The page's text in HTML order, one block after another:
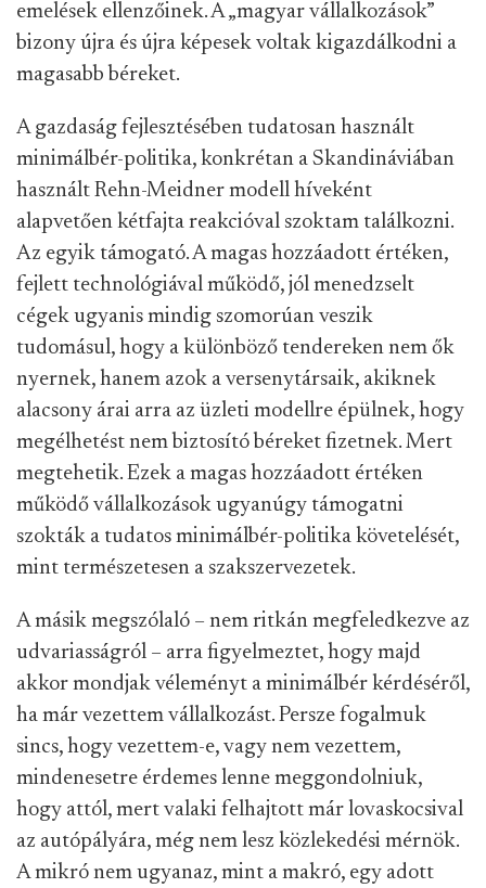
emelések ellenzőinek. A „magyar vállalkozások”
bizony újra és újra képesek voltak kigazdálkodni a
magasabb béreket.
A gazdaság fejlesztésében tudatosan használt
minimálbér-politika, konkrétan a Skandináviában
használt Rehn-Meidner modell híveként
alapvetően kétfajta reakcióval szoktam találkozni.
Az egyik támogató. A magas hozzáadott értéken,
fejlett technológiával működő, jól menedzselt
cégek ugyanis mindig szomorúan veszik
tudomásul, hogy a különböző tendereken nem ők
nyernek, hanem azok a versenytársaik, akiknek
alacsony árai arra az üzleti modellre épülnek, hogy
megélhetést nem biztosító béreket fizetnek. Mert
megtehetik. Ezek a magas hozzáadott értéken
működő vállalkozások ugyanúgy támogatni
szokták a tudatos minimálbér-politika követelését,
mint természetesen a szakszervezetek.
A másik megszólaló – nem ritkán megfeledkezve az
udvariasságról – arra figyelmeztet, hogy majd
akkor mondjak véleményt a minimálbér kérdéséről,
ha már vezettem vállalkozást. Persze fogalmuk
sincs, hogy vezettem-e, vagy nem vezettem,
mindenesetre érdemes lenne meggondolniuk,
hogy attól, mert valaki felhajtott már lovaskocsival
az autópályára, még nem lesz közlekedési mérnök.
A mikró nem ugyanaz, mint a makró, egy adott